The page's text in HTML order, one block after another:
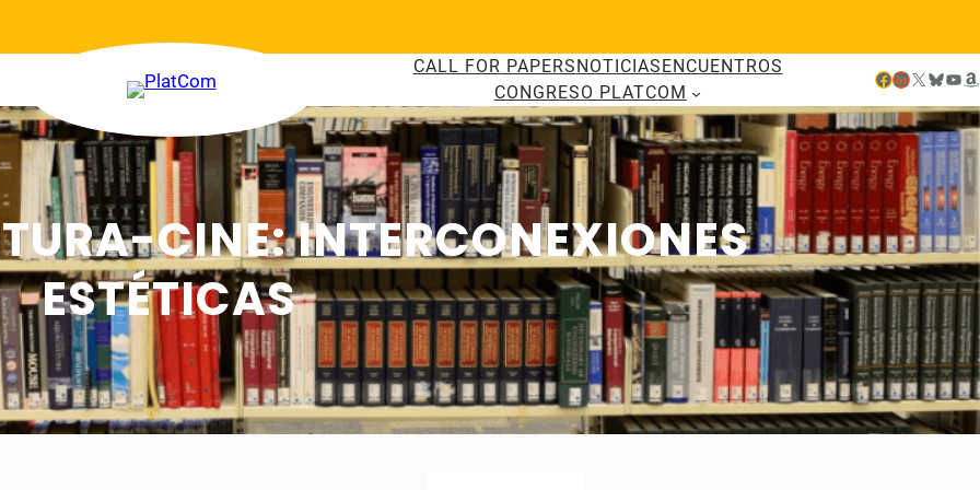
CALL FOR PAPERS NOTICIAS ENCUENTROS
CONGRESO PLATCOM
Facebook LinkedIn X Bluesky YouTube Amazon
CINE: INTERCONEXIONES
ESTÉTICAS